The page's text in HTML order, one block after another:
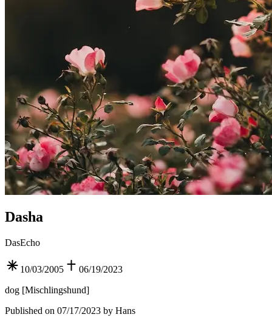
Dasha
DasEcho
10/03/2005
06/19/2023
dog [Mischlingshund]
Published on 07/17/2023 by Hans